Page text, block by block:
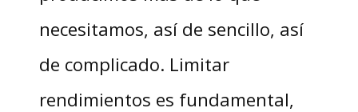
necesitamos, así de sencillo, así
de complicado. Limitar
rendimientos es fundamental,